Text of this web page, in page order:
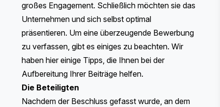
großes Engagement. Schließlich möchten sie das
Unternehmen und sich selbst optimal
präsentieren. Um eine überzeugende Bewerbung
zu verfassen, gibt es einiges zu beachten. Wir
haben hier einige Tipps, die Ihnen bei der
Aufbereitung Ihrer Beiträge helfen.
Die Beteiligten
Nachdem der Beschluss gefasst wurde, an dem